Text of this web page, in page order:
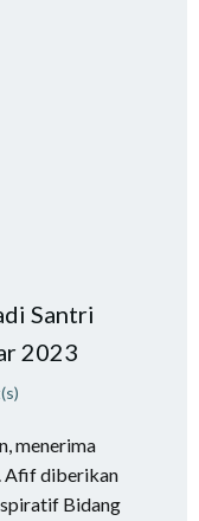
Santri
2023
menerima
Afif diberikan
Bidang